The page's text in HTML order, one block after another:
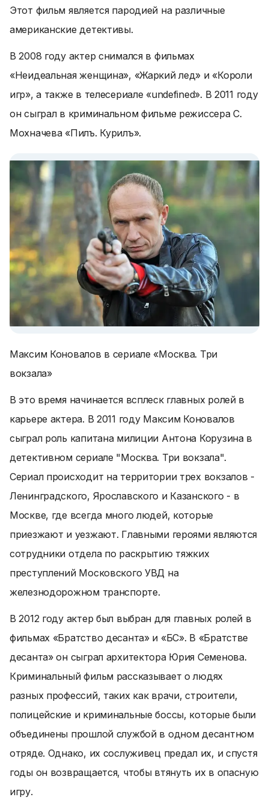
Этот фильм является пародией на различные
американские детективы.
В 2008 году актер снимался в фильмах
«Неидеальная женщина», «Жаркий лед» и «Короли
игр», а также в телесериале «undefined». В 2011 году
он сыграл в криминальном фильме режиссера С.
Мохначева «Пилъ. Курилъ».
Максим Коновалов в сериале «Москва. Три
вокзала»
В это время начинается всплеск главных ролей в
карьере актера. В 2011 году Максим Коновалов
сыграл роль капитана милиции Антона Корузина в
детективном сериале "Москва. Три вокзала".
Сериал происходит на территории трех вокзалов -
Ленинградского, Ярославского и Казанского - в
Москве, где всегда много людей, которые
приезжают и уезжают. Главными героями являются
сотрудники отдела по раскрытию тяжких
преступлений Московского УВД на
железнодорожном транспорте.
В 2012 году актер был выбран для главных ролей в
фильмах «Братство десанта» и «БС». В «Братстве
десанта» он сыграл архитектора Юрия Семенова.
Криминальный фильм рассказывает о людях
разных профессий, таких как врачи, строители,
полицейские и криминальные боссы, которые были
объединены прошлой службой в одном десантном
отряде. Однако, их сослуживец предал их, и спустя
годы он возвращается, чтобы втянуть их в опасную
игру.